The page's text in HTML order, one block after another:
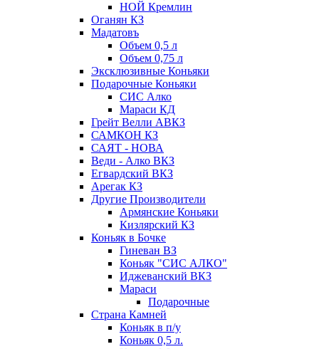
НОЙ Кремлин
Оганян КЗ
Мадатовъ
Объем 0,5 л
Объем 0,75 л
Эксклюзивные Коньяки
Подарочные Коньяки
СИС Алко
Мараси КД
Грейт Велли АВКЗ
САМКОН КЗ
САЯТ - НОВА
Веди - Алко ВКЗ
Егвардский ВКЗ
Арегак КЗ
Другие Производители
Армянские Коньяки
Кизлярский КЗ
Коньяк в Бочке
Гиневан ВЗ
Коньяк "СИС АЛКО"
Иджеванский ВКЗ
Мараси
Подарочные
Страна Камней
Коньяк в п/у
Коньяк 0,5 л.